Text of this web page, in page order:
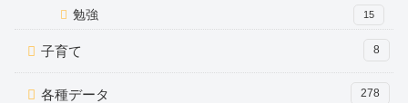
勉強 15
子育て 8
各種データ 278